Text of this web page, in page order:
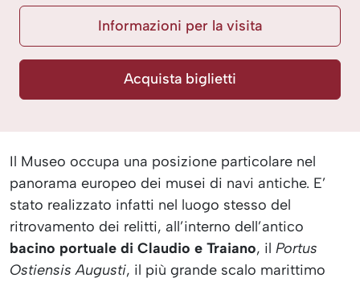
Informazioni per la visita
Acquista biglietti
Il Museo occupa una posizione particolare nel
panorama europeo dei musei di navi antiche. E’
stato realizzato infatti nel luogo stesso del
ritrovamento dei relitti, all’interno dell’antico
bacino portuale di Claudio e Traiano, il Portus
Ostiensis Augusti, il più grande scalo marittimo